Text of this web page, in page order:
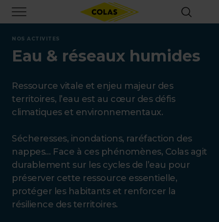
contenu
principal
NOS ACTIVITES
Eau & réseaux humides
Ressource vitale et enjeu majeur des
territoires, l’eau est au cœur des défis
climatiques et environnementaux.
Sécheresses, inondations, raréfaction des
nappes… Face à ces phénomènes, Colas agit
durablement sur les cycles de l’eau pour
préserver cette ressource essentielle,
protéger les habitants et renforcer la
résilience des territoires.